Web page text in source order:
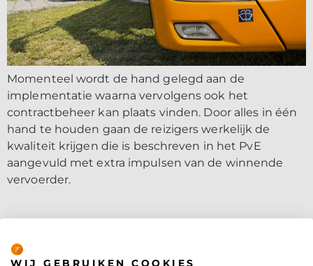
Momenteel wordt de hand gelegd aan de
implementatie waarna vervolgens ook het
contractbeheer kan plaats vinden. Door alles in één
hand te houden gaan de reizigers werkelijk de
kwaliteit krijgen die is beschreven in het PvE
aangevuld met extra impulsen van de winnende
vervoerder.
WIJ GEBRUIKEN COOKIES